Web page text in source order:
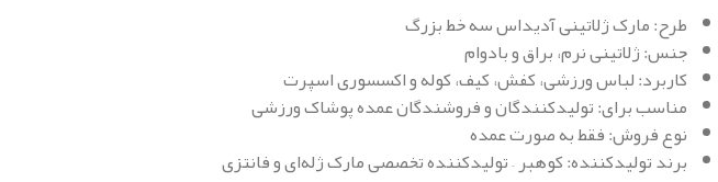
طرح: مارک ژلاتینی آدیداس سه خط بزرگ
جنس: ژلاتینی نرم، براق و بادوام
کاربرد: لباس ورزشی، کفش، کیف، کوله و اکسسوری اسپرت
مناسب برای: تولیدکنندگان و فروشندگان عمده پوشاک ورزشی
نوع فروش: فقط به صورت عمده
برند تولیدکننده: کوهبر – تولیدکننده تخصصی مارک ژله‌ای و فانتزی